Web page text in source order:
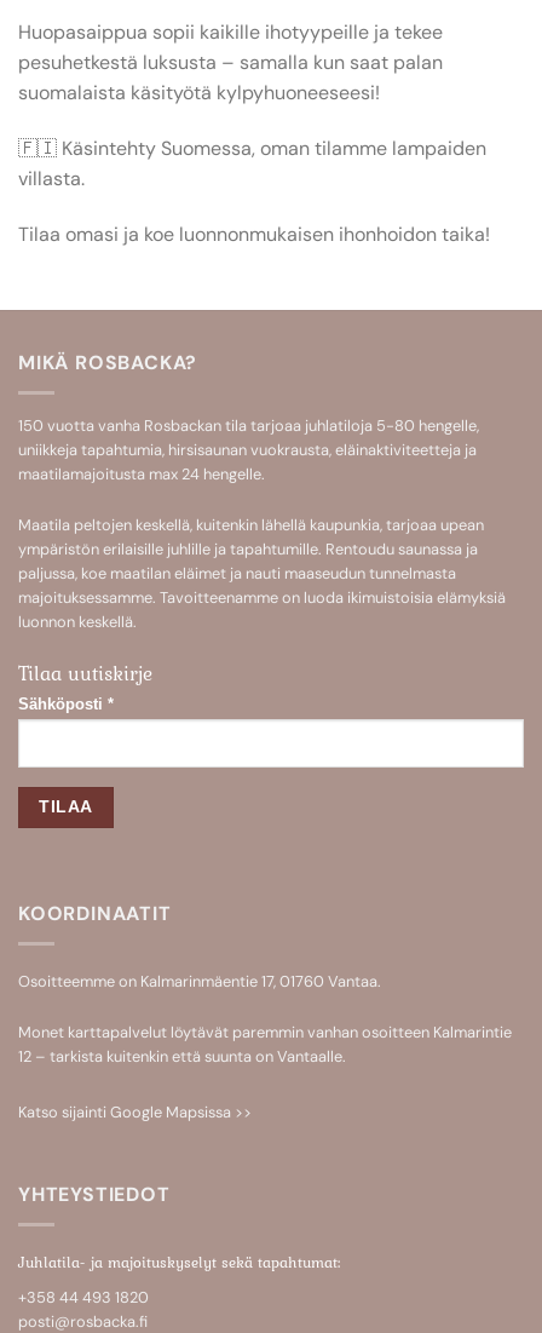
Huopasaippua sopii kaikille ihotyypeille ja tekee
pesuhetkestä luksusta – samalla kun saat palan
suomalaista käsityötä kylpyhuoneeseesi!
🇫🇮 Käsintehty Suomessa, oman tilamme lampaiden
villasta.
Tilaa omasi ja koe luonnonmukaisen ihonhoidon taika!
MIKÄ ROSBACKA?
150 vuotta vanha Rosbackan tila tarjoaa juhlatiloja 5-80 hengelle,
uniikkeja tapahtumia, hirsisaunanvuokrausta,eläinaktiviteetteja ja
maatilamajoitusta max 24 hengelle.
Maatila peltojen keskellä, kuitenkin lähellä kaupunkia, tarjoaa upean
ympäristön erilaisille juhlille ja tapahtumille. Rentoudu saunassa ja
paljussa, koe maatilan eläimet ja nauti maaseudun tunnelmasta
majoituksessamme. Tavoitteenamme on luoda ikimuistoisia elämyksiä
luonnon keskellä.
Tilaa uutiskirje
Sähköposti *
KOORDINAATIT
Osoitteemme on Kalmarinmäentie 17, 01760 Vantaa.
Monet karttapalvelut löytävät paremmin vanhan osoitteen Kalmarintie
12 – tarkista kuitenkin että suunta on Vantaalle.
Katso sijainti Google Mapsissa >>
YHTEYSTIEDOT
Juhlatila- ja majoituskyselyt sekä tapahtumat:
+358 44 493 1820
posti@rosbacka.fi